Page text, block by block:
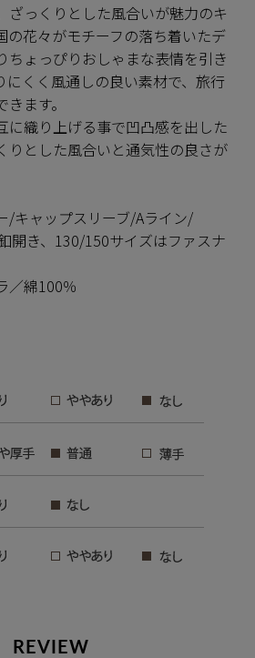
ざっくりとした風合いが魅力のキ
の花々がモチーフの落ち着いたデ
ちょっぴりおしゃまな表情を引き
にくく風通しの良い素材で、旅行
ます。
に織り上げる事で凹凸感を出した
りとした風合いと通気性の良さが
/キャップスリーブ/Aライン/
開き、130/150サイズはファスナ
／綿100％
REVIEW